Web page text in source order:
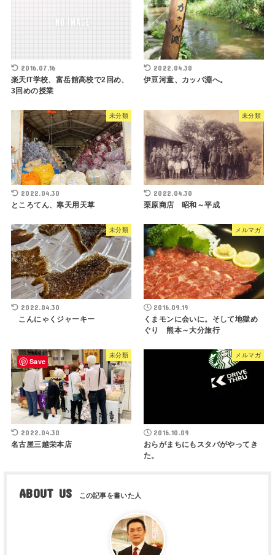
2016.07.16
楽天IT学校、富岳館高校で2回め、
3回めの授業
2022.04.30
伊豆河童、カッパ淵へ。
未分類
2022.04.30
ところてん、寒天用天草
未分類
2022.04.30
栗原商店 昭和～平成
未分類
2022.04.30
こんにゃくジャーキー
メルマガ
2016.09.19
くまモンに会いに。そして地獄め
ぐり 熊本～大分旅行
未分類
2022.04.30
名古屋三越栄本店
メルマガ
2016.10.09
おらがまちにもスタバがやってき
た。
ABOUT US
Save